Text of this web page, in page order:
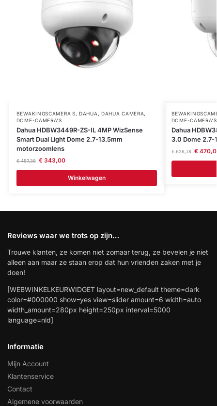
BEWAKINGSCAMERA'S,DAHUA , DAHUA CAMERA,
DOME-CAMERA’S
Dahua HDBW3449R-ZS-IL 4MP WizSense
Smart Dual Light Dome 2.7-13.5mm
motorzoomlens
€457,38 €343,00
Winkelwagen
DOME-CAMERA’S
Dahua
3.0 Dome 2.7-
€626,78 €
Reviews waar we trots op zijn…
Trouwe klanten, ze komen niet zomaar terug, ze bevelen je niet
alleen aan maar ze staan erop dat hun vrienden zaken met je
doen!
[WEBWINKELKEURWIDGET layout=new_default theme=dark
color=#000000 show=yes view=slider amount=6 width=auto
width_amount=280px height=250px interval=5000
language=nld]
Informatie
Mijn Account
Klantenservice
Contact
Algemene voorwaarden